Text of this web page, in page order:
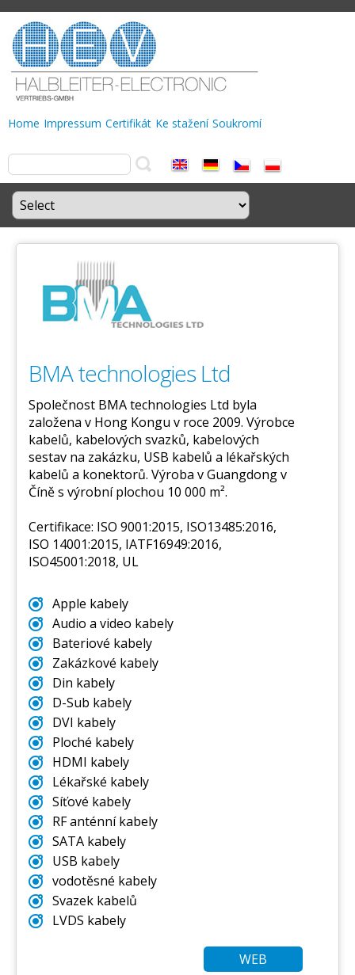
Home Impressum Certifikát Ke stažení Soukromí
BMA technologies Ltd
Společnost BMA technologies Ltd byla
založena v Hong Kongu v roce 2009. Výrobce
kabelů, kabelových svazků, kabelových
sestav na zakázku, USB kabelů a lékařských
kabelů a konektorů. Výroba v Guangdong v
Číně s výrobní plochou 10 000 m².
Certifikace: ISO 9001:2015, ISO13485:2016,
ISO 14001:2015, IATF16949:2016,
ISO45001:2018, UL
Apple kabely
Audio a video kabely
Bateriové kabely
Zakázkové kabely
Din kabely
D-Sub kabely
DVI kabely
Ploché kabely
HDMI kabely
Lékařské kabely
Síťové kabely
RF anténní kabely
SATA kabely
USB kabely
vodotěsné kabely
Svazek kabelů
LVDS kabely
WEB